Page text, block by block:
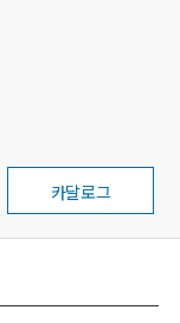
카달로그